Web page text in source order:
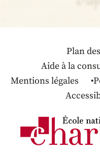
Plan
Aide à la
Mentions légales